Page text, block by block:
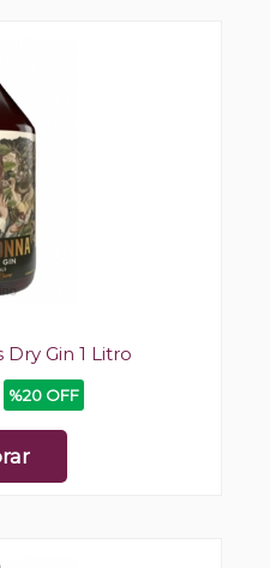
Gin 1 Litro
%20 OFF